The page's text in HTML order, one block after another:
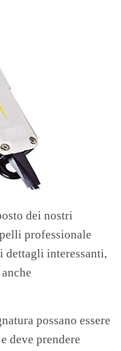
dei nostri
professionale
dettagli interessanti,
possano essere
deve prendere